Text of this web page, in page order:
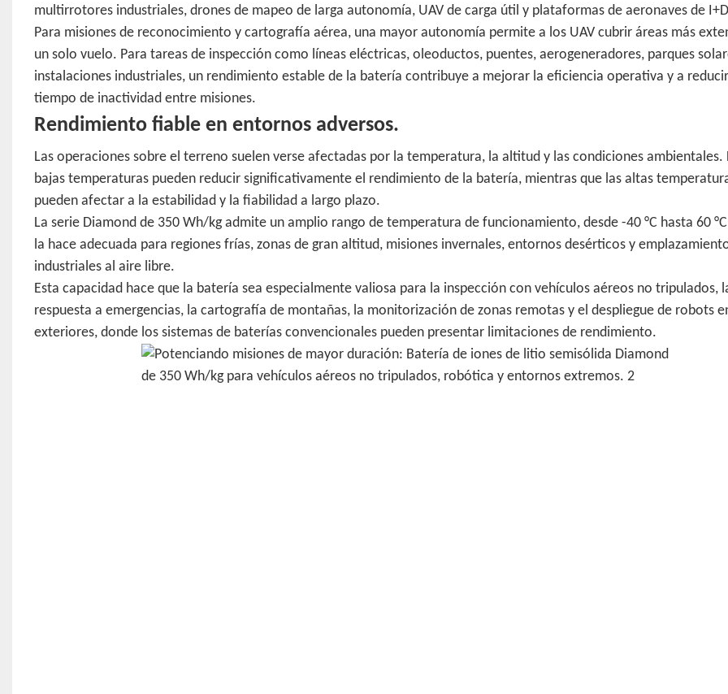
multirrotores industriales, drones de mapeo de larga autonomía, UAV de carga útil y plataformas de aeronaves de
Para misiones de reconocimiento y cartografía aérea, una mayor autonomía permite a los UAV cubrir áreas más
un solo vuelo. Para tareas de inspección como líneas eléctricas, oleoductos, puentes, aerogeneradores, parques
instalaciones industriales, un rendimiento estable de la batería contribuye a mejorar la eficiencia operativa y a reducir
tiempo de inactividad entre misiones.
Rendimiento fiable en entornos adversos.
Las operaciones sobre el terreno suelen verse afectadas por la temperatura, la altitud y las condiciones ambientales.
bajas temperaturas pueden reducir significativamente el rendimiento de la batería, mientras que las altas
pueden afectar a la estabilidad y la fiabilidad a largo plazo.
La serie Diamond de 350 Wh/kg admite un amplio rango de temperatura de funcionamiento, desde -40 °C hasta 60
la hace adecuada para regiones frías, zonas de gran altitud, misiones invernales, entornos desérticos y
industriales al aire libre.
Esta capacidad hace que la batería sea especialmente valiosa para la inspección con vehículos aéreos no tripulados,
respuesta a emergencias, la cartografía de montañas, la monitorización de zonas remotas y el despliegue de robots
exteriores, donde los sistemas de baterías convencionales pueden presentar limitaciones de rendimiento.